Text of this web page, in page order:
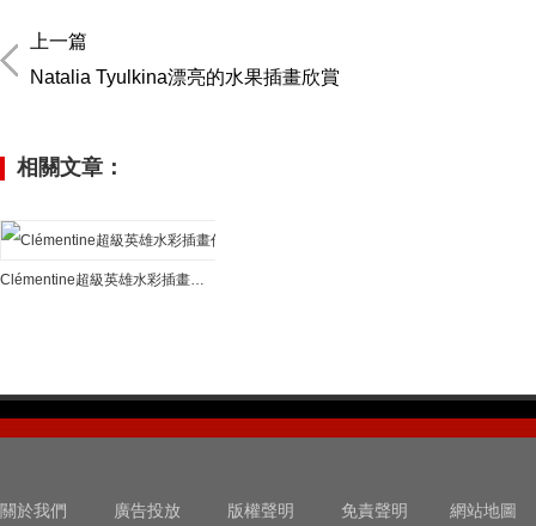
上一篇
Natalia Tyulkina漂亮的水果插畫欣賞
相關文章：
Clémentine超級英雄水彩插畫作品
關於我們 廣告投放 版權聲明 免責聲明 網站地圖